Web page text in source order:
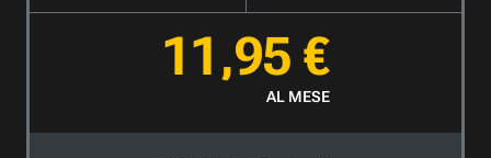
11,95 €
AL MESE